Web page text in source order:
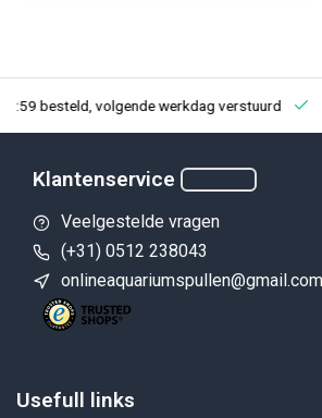
besteld, volgende werkdag verstuurd
Klantenservice
Veelgestelde vragen
(+31) 0512 238043
onlineaquariumspullen@gmail.com
Usefull links